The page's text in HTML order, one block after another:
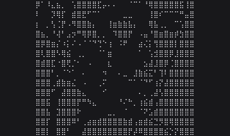
⡿⠁⠸⣄⣦⡀⠀⢡⣿⣿⣿⣿⣏⡤⠄⠄⠀⠀⠈⠉⠁⠘⢿⣿⣿⣿⣿⣿⣯⢸⣿
⠇⠀⠀⡹⢿⡏⠀⣾⣿⣟⠋⠉⠁⠀⠀⠀⠀⣀⣀⠀⠀⠀⢸⣿⠎⠉⠉⠉⠛⣤⣿
⡆⠀⡀⢣⢈⡟⠠⠻⣿⣿⣷⡄⠀⠀⢸⣶⣷⣷⣧⡄⠀⠀⢿⣧⢀⡀⠀⠉⢡⣿⣿
⣿⣦⡀⠘⢼⠃⣠⡲⠛⢿⡿⣿⡀⡀⠀⠹⣿⣿⡟⠀⠠⣤⠘⣿⣶⣿⣶⡾⣳⣿⣿
⣿⡿⣿⣶⡌⠰⡅⠌⠠⠈⠈⠙⢙⠑⢰⠀⠨⠟⠀⠀⣴⢌⡅⢻⣿⣿⣿⡇⣿⣿⣿
⣿⢇⣿⣿⠣⢿⣮⠀⢀⡀⠀⠀⠈⠁⣶⠀⠀⠀⠀⠀⠁⠀⢡⣺⣿⣿⡿⣸⣿⣿⣿
⣿⣾⣿⣏⠐⣿⢟⡈⠂⠀⠠⠀⠀⠀⣆⠀⠀⠀⠀⠀⠀⣢⣼⣸⣿⡿⢈⣿⣿⣿⣿
⣿⣿⣿⠃⡀⠈⠑⠁⠀⠄⠀⠀⠀⠲⠀⠀⠄⣀⠀⣸⣷⣮⣍⠃⢹⠇⣿⣿⣿⣿⣿
⣿⣿⣿⢀⣾⣷⣶⣌⠀⠠⠀⠀⢀⠍⠀⠀⠀⠀⠉⠁⠈⠙⠋⢰⡝⣼⣿⣿⣿⣿⣿
⣿⣿⣿⠋⠀⣼⣿⣿⣷⣄⠀⠀⠀⠊⠀⠀⠀⠀⠀⠀⠄⡀⢀⣼⢣⣿⣿⣿⣿⣿⣿
⣿⣿⣯⠀⢸⣿⣿⣿⡟⠛⠳⣄⠀⠀⠀⠀⠘⠌⠓⡀⢰⣮⣾⢠⣿⣿⣿⣿⣿⣿⣿
⣿⣿⣧⠀⣹⣿⣿⣿⠗⠀⠀⠀⠀⠀⣀⡀⠀⠈⠀⠀⠈⠝⣡⣾⣿⣿⣿⣿⣿⣿⣿
⣿⣿⡏⠀⣿⣿⣿⠿⠃⢀⣴⣶⣾⣿⣿⣿⣿⣷⣾⢠⣶⣾⣮⣙⡻⣿⢿⣿⣿⣿⣿
⣿⣿⡇⠀⣿⣿⠃⠀⠀⣼⣿⣿⣿⣿⣿⣿⣿⣿⡟⡼⠿⣿⣿⣿⣿⣮⡑⡝⣿⣿⣿